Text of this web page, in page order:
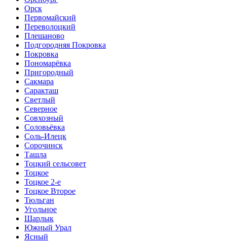
Орск
Первомайский
Переволоцкий
Плешаново
Подгородняя Покровка
Покровка
Пономарёвка
Пригородный
Сакмара
Саракташ
Светлый
Северное
Совхозный
Соловьёвка
Соль-Илецк
Сорочинск
Ташла
Тоцкий сельсовет
Тоцкое
Тоцкое 2-е
Тоцкое Второе
Тюльган
Угольное
Шарлык
Южный Урал
Ясный